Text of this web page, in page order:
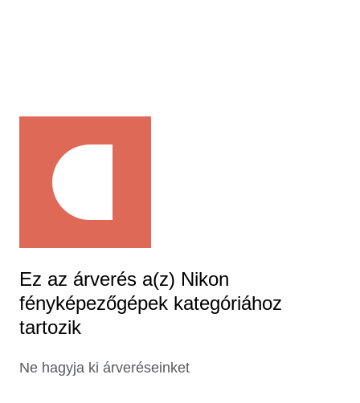
Ez az árverés a(z) Nikon
fényképezőgépek kategóriához
tartozik
Ne hagyja ki árveréseinket